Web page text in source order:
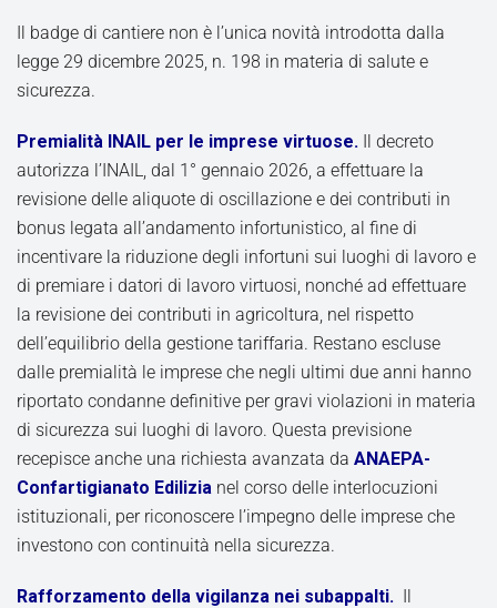
Il badge di cantiere non è l’unica novità introdotta dalla
legge 29 dicembre 2025, n. 198 in materia di salute e
sicurezza.
Premialità INAIL per le imprese virtuose. Il decreto
autorizza l’INAIL, dal 1° gennaio 2026, a effettuare la
revisione delle aliquote di oscillazione e dei contributi in
bonus legata all’andamento infortunistico, al fine di
incentivare la riduzione degli infortuni sui luoghi di lavoro e
di premiare i datori di lavoro virtuosi, nonché ad effettuare
la revisione dei contributi in agricoltura, nel rispetto
dell’equilibrio della gestione tariffaria. Restano escluse
dalle premialità le imprese che negli ultimi due anni hanno
riportato condanne definitive per gravi violazioni in materia
di sicurezza sui luoghi di lavoro. Questa previsione
recepisce anche una richiesta avanzata da ANAEPA-
Confartigianato Edilizia nel corso delle interlocuzioni
istituzionali, per riconoscere l’impegno delle imprese che
investono con continuità nella sicurezza.
Rafforzamento della vigilanza nei subappalti. Il